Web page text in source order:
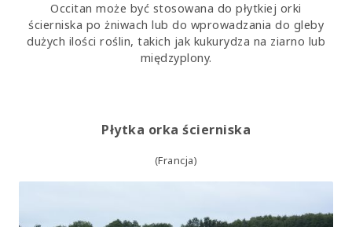
Occitan może być stosowana do płytkiej orki
ścierniska po żniwach lub do wprowadzania do gleby
dużych ilości roślin, takich jak kukurydza na ziarno lub
międzyplony.
Płytka orka ścierniska
(Francja)